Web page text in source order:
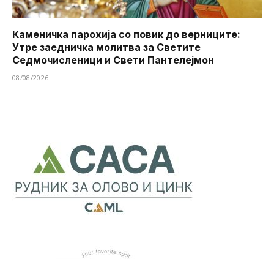
Каменичка парохија со повик до верниците:
Утре заедничка молитва за Светите
Седмочисленици и Свети Пантелејмон
08/08/2026